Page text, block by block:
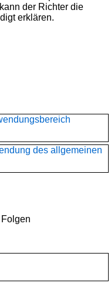
der Richter die
erklären.
des allgemeinen